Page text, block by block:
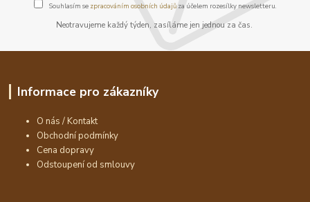
Souhlasím se zpracováním osobních údajůza účelem rozesílky newsletteru.
Neotravujeme každý týden, zasíláme jen jednou za čas.
Informace pro zákazníky
O nás / Kontakt
Obchodní podmínky
Cena dopravy
Odstoupení od smlouvy